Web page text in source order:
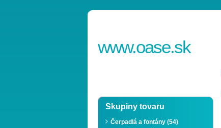
www.oase.sk
Skupiny tovaru
Čerpadlá a fontány (54)